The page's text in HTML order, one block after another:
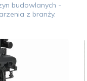
budowlanych -
z branży.